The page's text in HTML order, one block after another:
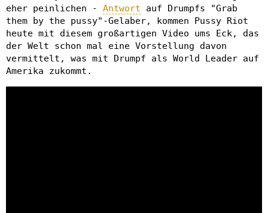
eher peinlichen - Antwort auf Drumpfs "Grab
them by the pussy"-Gelaber, kommen Pussy Riot
heute mit diesem großartigen Video ums Eck, das
der Welt schon mal eine Vorstellung davon
vermittelt, was mit Drumpf als World Leader auf
Amerika zukommt.